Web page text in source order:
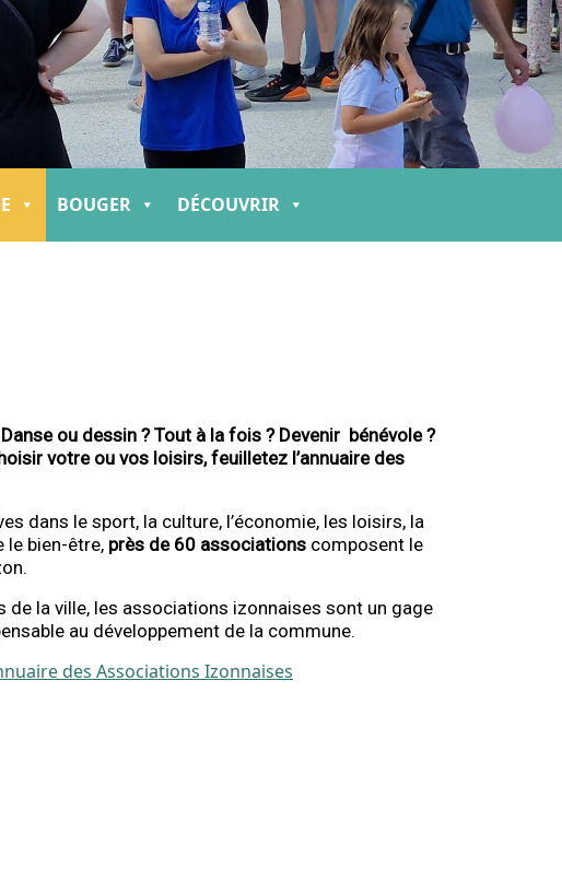
BOUGER DÉCOUVRIR
ou dessin ? Tout à la fois ? Devenir bénévole ?
votre ou vos loisirs, feuilletez l’annuaire des
dans le sport, la culture, l’économie, les loisirs, la
le bien-être, près de 60 associations composent le
de la ville, les associations izonnaises sont un gage
au développement de la commune.
des Associations Izonnaises